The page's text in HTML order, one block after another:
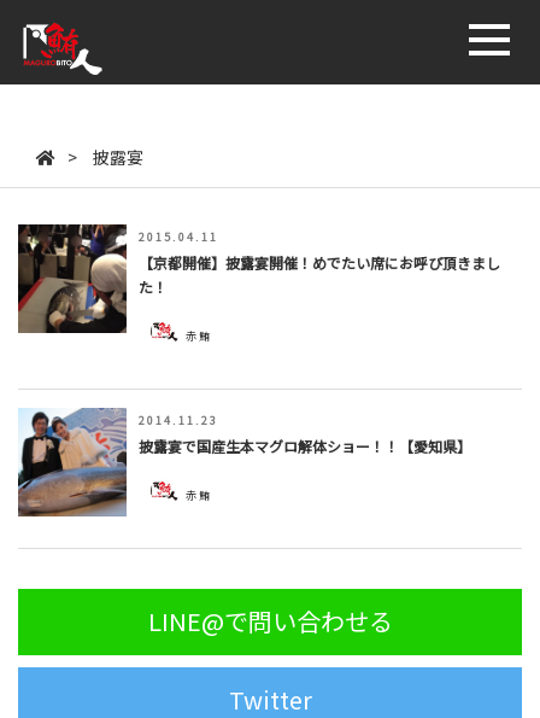
> 披露宴
2015.04.11
【京都開催】披露宴開催！めでたい席にお呼び頂きまし
た！
赤鮪
2014.11.23
披露宴で国産生本マグロ解体ショー！！【愛知県】
赤鮪
LINE@で問い合わせる
Twitter